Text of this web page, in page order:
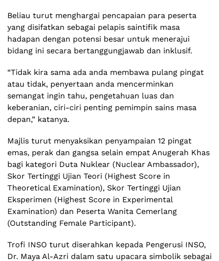
Beliau turut menghargai pencapaian para peserta
yang disifatkan sebagai pelapis saintifik masa
hadapan dengan potensi besar untuk menerajui
bidang ini secara bertanggungjawab dan inklusif.
“Tidak kira sama ada anda membawa pulang pingat
atau tidak, penyertaan anda mencerminkan
semangat ingin tahu, pengetahuan luas dan
keberanian, ciri-ciri penting pemimpin sains masa
depan,” katanya.
Majlis turut menyaksikan penyampaian 12 pingat
emas, perak dan gangsa selain empat Anugerah Khas
bagi kategori Duta Nuklear (Nuclear Ambassador),
Skor Tertinggi Ujian Teori (Highest Score in
Theoretical Examination), Skor Tertinggi Ujian
Eksperimen (Highest Score in Experimental
Examination) dan Peserta Wanita Cemerlang
(Outstanding Female Participant).
Trofi INSO turut diserahkan kepada Pengerusi INSO,
Dr. Maya Al-Azri dalam satu upacara simbolik sebagai